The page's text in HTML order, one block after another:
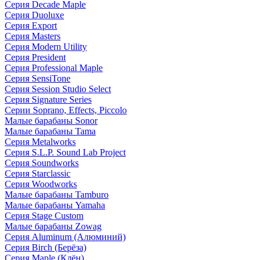
Серия Decade Maple
Серия Duoluxe
Серия Export
Серия Masters
Серия Modern Utility
Серия President
Серия Professional Maple
Серия SensiTone
Серия Session Studio Select
Серия Signature Series
Серии Soprano, Effects, Piccolo
Малые барабаны Sonor
Малые барабаны Tama
Серия Metalworks
Серия S.L.P. Sound Lab Project
Серия Soundworks
Серия Starclassic
Серия Woodworks
Малые барабаны Tamburo
Малые барабаны Yamaha
Серия Stage Custom
Малые барабаны Zowag
Серия Aluminum (Алюминий)
Серия Birch (Берёза)
Серия Maple (Клён)